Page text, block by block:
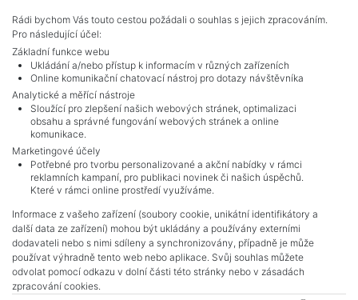
Adverts total2.
NAVIGACE
Terms and conditions
Protection of personal data
Real estate's
Contact
Cookie processing
Rádi bychom Vás touto cestou požádali o souhlas s jejich zpracováním.
Pro následující účel:
Základní funkce webu
Ukládání a/nebo přístup k informacím v různých zařízeních
Online komunikační chatovací nástroj pro dotazy návštěvníka
Analytické a měřící nástroje
Sloužící pro zlepšení našich webových stránek, optimalizaci
obsahu a správné fungování webových stránek a online
komunikace.
Marketingové účely
Potřebné pro tvorbu personalizované a akční nabídky v rámci
reklamních kampaní, pro publikaci novinek či našich úspěchů.
Které v rámci online prostředí využíváme.
Informace z vašeho zařízení (soubory cookie, unikátní identifikátory a
další data ze zařízení) mohou být ukládány a používány externími
dodavateli nebo s nimi sdíleny a synchronizovány, případně je může
používat výhradně tento web nebo aplikace. Svůj souhlas můžete
odvolat pomocí odkazu v dolní části této stránky nebo v zásadách
zpracování cookies.